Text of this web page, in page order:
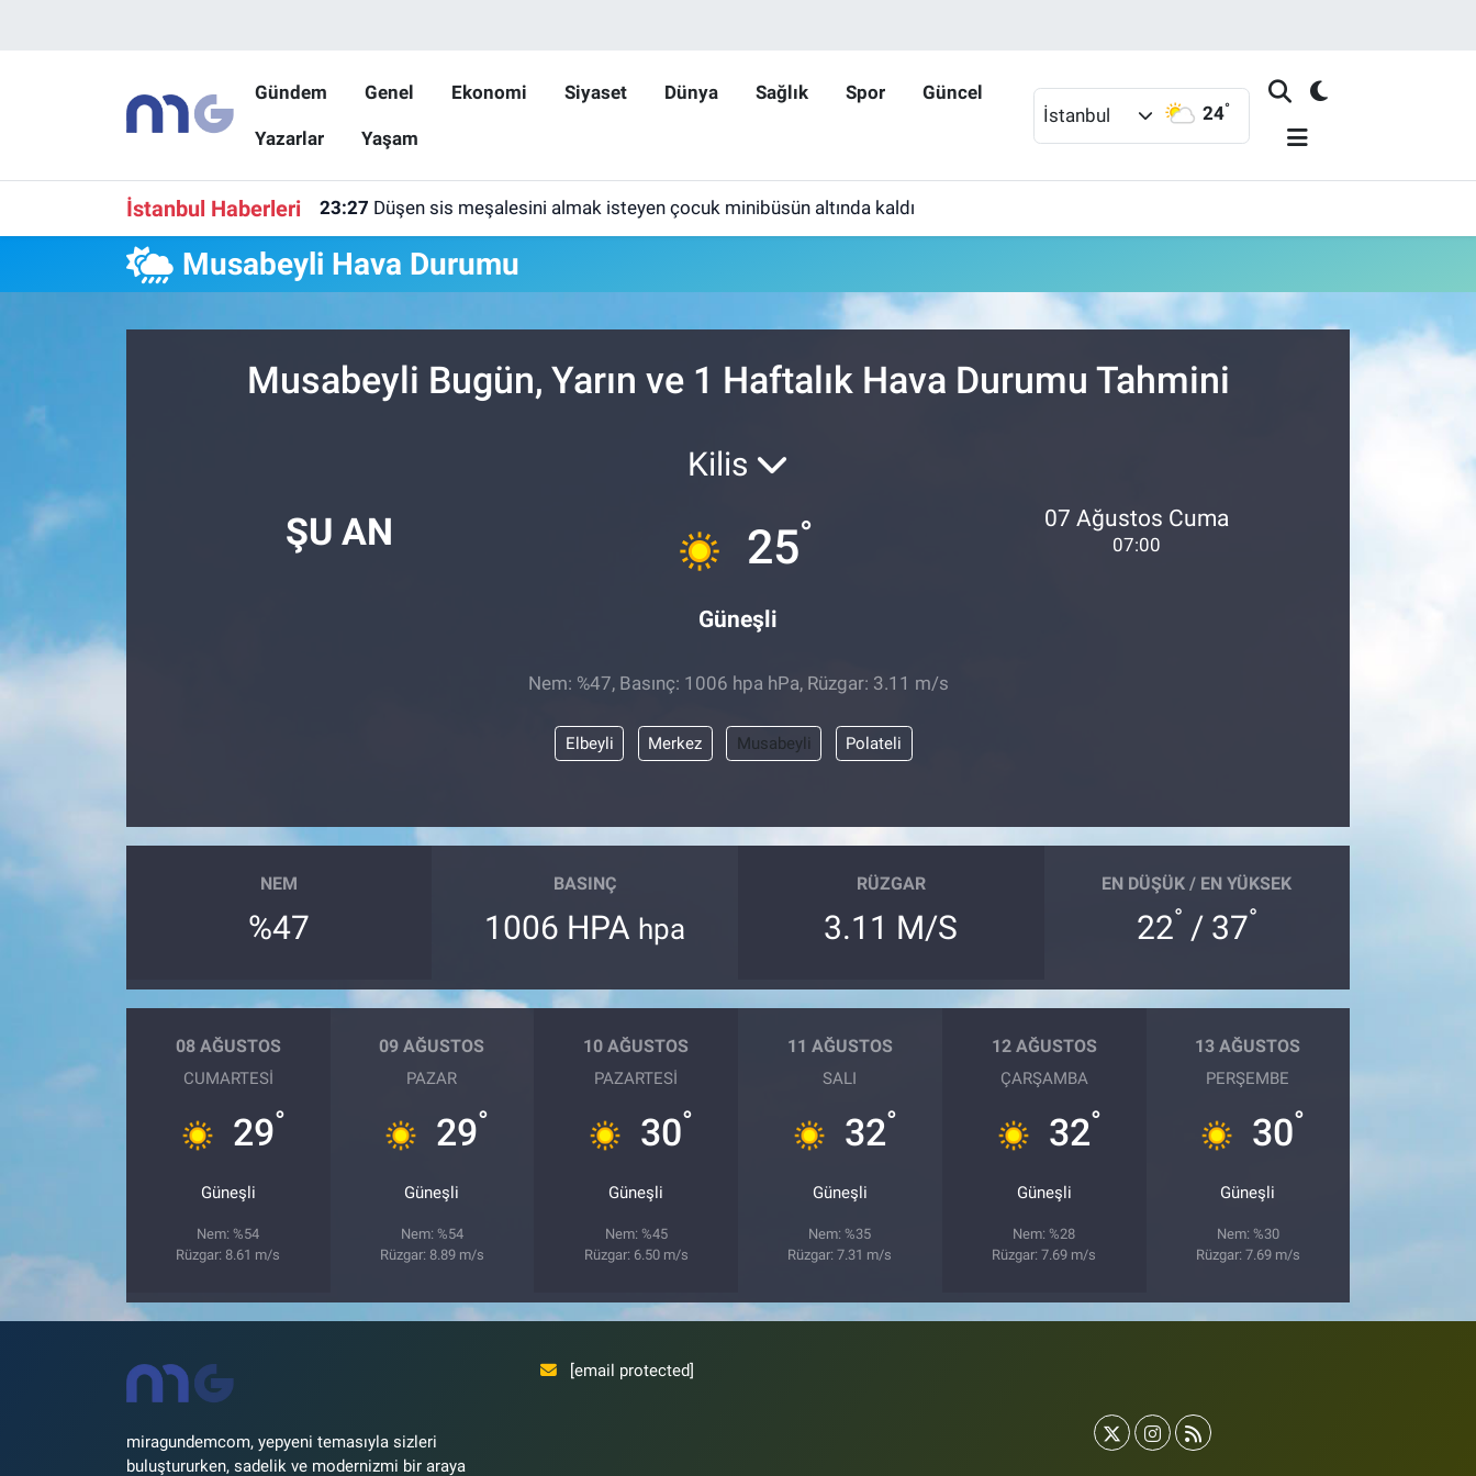
Gündem Genel Ekonomi Siyaset Dünya Sağlık Spor Güncel
Yazarlar Yaşam
İstanbul 24°
İstanbul Haberleri 23:27 Düşen sis meşalesini almak isteyen çocuk minibüsün altında kaldı
Musabeyli Hava Durumu
Musabeyli Bugün, Yarın ve 1 Haftalık Hava Durumu Tahmini
ŞU AN
Kilis
25°
Güneşli
07 Ağustos Cuma
07:00
Nem: %47, Basınç: 1006 hpa hPa, Rüzgar: 3.11 m/s
Elbeyli Merkez Musabeyli Polateli
NEM
%47
BASINÇ
1006 HPA hpa
RÜZGAR
3.11 M/S
EN DÜŞÜK / EN YÜKSEK
22° / 37°
08 AĞUSTOS
CUMARTESI
29°
Güneşli
Nem: %54
Rüzgar: 8.61 m/s
09 AĞUSTOS
PAZAR
29°
Güneşli
Nem: %54
Rüzgar: 8.89 m/s
10 AĞUSTOS
PAZARTESI
30°
Güneşli
Nem: %45
Rüzgar: 6.50 m/s
11 AĞUSTOS
SALI
32°
Güneşli
Nem: %35
Rüzgar: 7.31 m/s
12 AĞUSTOS
ÇARŞAMBA
32°
Güneşli
Nem: %28
Rüzgar: 7.69 m/s
13 AĞUSTOS
PERŞEMBE
30°
Güneşli
Nem: %30
Rüzgar: 7.69 m/s
miragundemcom, yepyeni temasıyla sizleri
buluştururken, sadelik ve modernizmi bir araya
[email protected]
Hava Durumu
İstanbul Namaz Vakitleri
Trafik Durumu